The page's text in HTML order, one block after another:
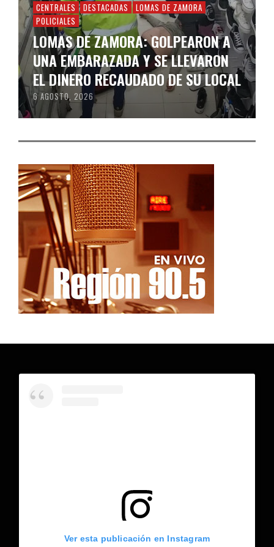
CENTRALES DESTACADAS
LOMAS DE ZAMORA
POLICIALES
LOMAS DE ZAMORA: GOLPEARON A
UNA EMBARAZADA Y SE LLEVARON
EL DINERO RECAUDADO DE SU LOCAL
6 AGOSTO, 2026
Ver esta publicación en Instagram